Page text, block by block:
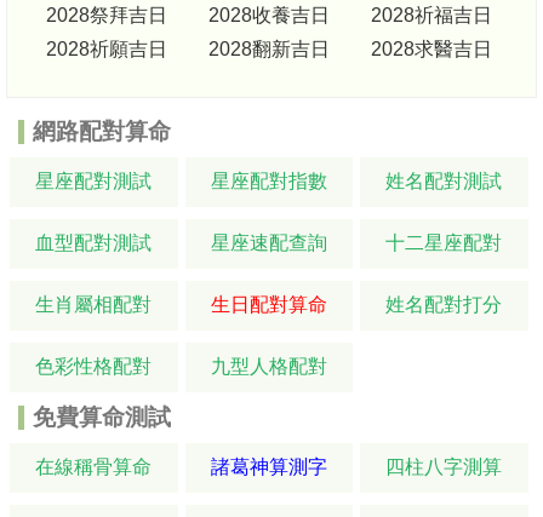
2028祭拜吉日
2028收養吉日
2028祈福吉日
2028祈願吉日
2028翻新吉日 2028求醫吉日
網路配對算命
星座配對測試 星座配對指數 姓名配對測試
血型配對測試 星座速配查詢 十二星座配對
生肖屬相配對 生日配對算命 姓名配對打分
色彩性格配對 九型人格配對
免費算命測試
在線稱骨算命 諸葛神算測字 四柱八字測算